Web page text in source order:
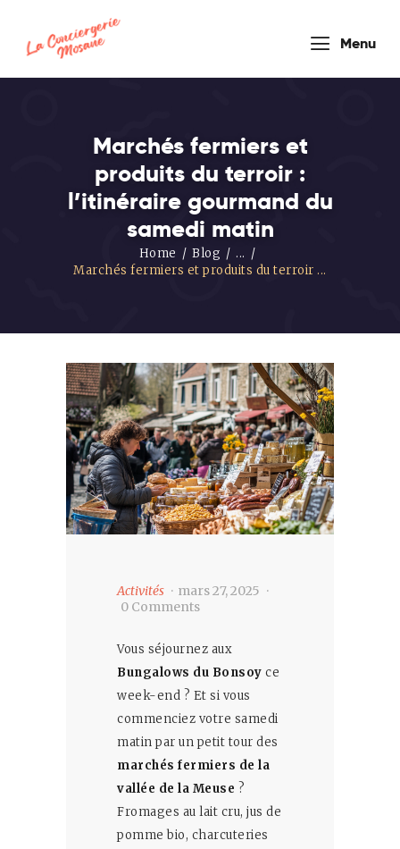
Menu
Marchés fermiers et
produits du terroir :
l’itinéraire gourmand du
samedi matin
Home Blog
...
Marchés fermiers et produits du terroir ...
conciergerie
mosane
HOUSEKEEPER COMPANY
Accueil
Nos
Blog
Contact
Français
Activités
mars 27, 2025
0 Comments
Vous séjournez aux
Bungalows du Bonsoy ce
week-end ? Et si vous
commenciez votre samedi
matin par un petit tour des
marchés fermiers de la
vallée de la Meuse ?
Fromages au lait cru, jus de
pomme bio, charcuteries